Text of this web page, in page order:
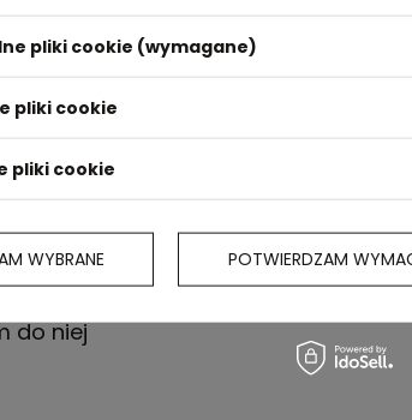
do niej
pliki cookie (wymagane)
pliki cookie
pliki cookie
WYBRANE POTWIERDZAM